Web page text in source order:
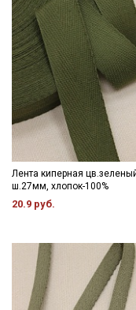
Лента киперная
ш.27мм, хлопок-100%
20.9 руб.